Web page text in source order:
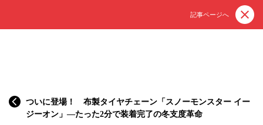
記事ページへ
ついに登場！ 布製タイヤチェーン「スノーモンスター イー
ジーオン」—たった2分で装着完了の冬支度革命